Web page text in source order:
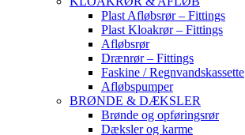
Plast Afløbsrør – Fittings
Plast Kloakrør – Fittings
Afløbsrør
Drænrør – Fittings
Faskine / Regnvandskassette
Afløbspumper
BRØNDE & DÆKSLER
Brønde og opføringsrør
Dæksler og karme